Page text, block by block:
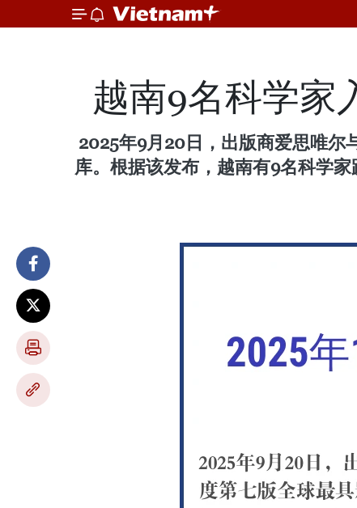
越南9名科学家
2025年9月20日，出版商爱思唯尔
库。根据该发布，越南有9名科学